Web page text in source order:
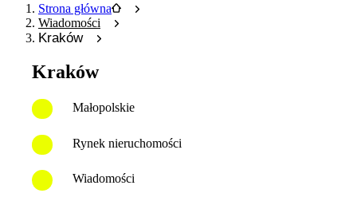
Strona główna
Wiadomości
Kraków
Kraków
Małopolskie
Rynek nieruchomości
Wiadomości